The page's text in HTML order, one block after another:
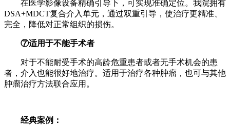
在医学影像设备精确引导下，可实现准确定位。我院拥有
DSA+MDCT复合介入单元，通过双重引导，使治疗更精准、
完全，降低对正常组织的损伤。
⑦适用于不能手术者
对于不能耐受手术的高龄危重患者或者无手术机会的患
者，介入也能很好地治疗。适用于治疗各种肿瘤，也可与其他
肿瘤治疗方法联合应用。
经典案例：